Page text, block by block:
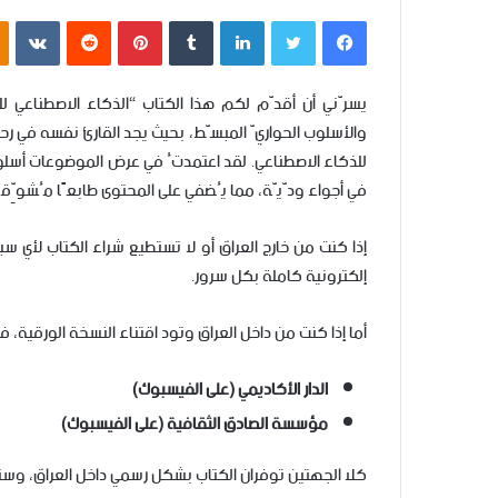
فيسبوك لينكدإن بينتيريست ‏VKontakte
يسرّني أن أقدّم لكم هذا الكتاب “الذكاء الاصطناعي
والأسلوب الحواريّ المبسّط، بحيث يجد القارئ نفسه في
للذكاء الاصطناعي. لقد اعتمدتُ في عرض الموضوعات
في أجواء ودّيّة، مما يُضفي على المحتوى طابعًا
إذا كنت من خارج العراق أو لا تستطيع شراء الكتاب
إلكترونية كاملة بكل سرور.
أما إذا كنت من داخل العراق وتود اقتناء النسخة
الدار الأكاديمي (على الفيسبوك)
مؤسسة الصادق الثقافية (على الفيسبوك)
كلا الجهتين توفران الكتاب بشكل رسمي داخل